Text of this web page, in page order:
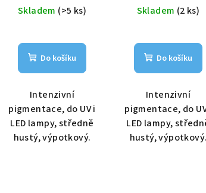
cena:
Skladem (>5 ks)
Do košíku
Intenzivní
pigmentace, do UV i
LED lampy, středně
hustý, výpotkový.
cena:
Skladem (2 ks)
Do košíku
Intenzivní
pigmentace, do
LED lampy,
hustý, výpotkový.